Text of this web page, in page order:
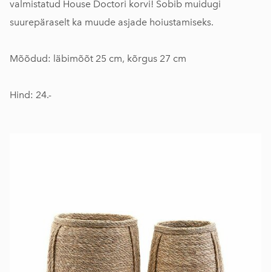
valmistatud House Doctori korvi! Sobib muidugi
suurepäraselt ka muude asjade hoiustamiseks.
Mõõdud: läbimõõt 25 cm, kõrgus 27 cm
Hind: 24.-